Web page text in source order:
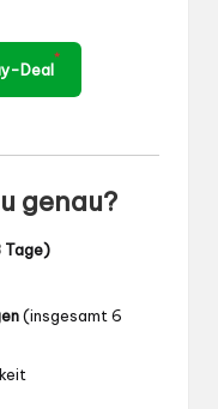
Deal
*
genau?
Tage)
(insgesamt 6